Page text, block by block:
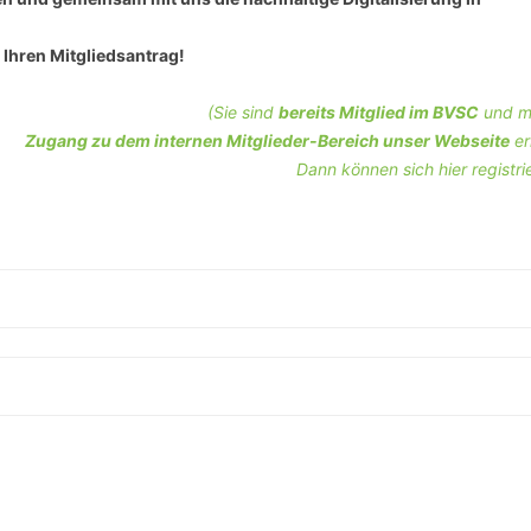
SCHULQUARTIERCHECK
SMART CHARITIES
SMART CITY TERMINOLOGIE
Ihren Mitgliedsantrag!
(Sie sind bereits Mitglied im BVSC und
Zugang zu dem internen Mitglieder-Bereich unser Webseite
Dann können sich hier